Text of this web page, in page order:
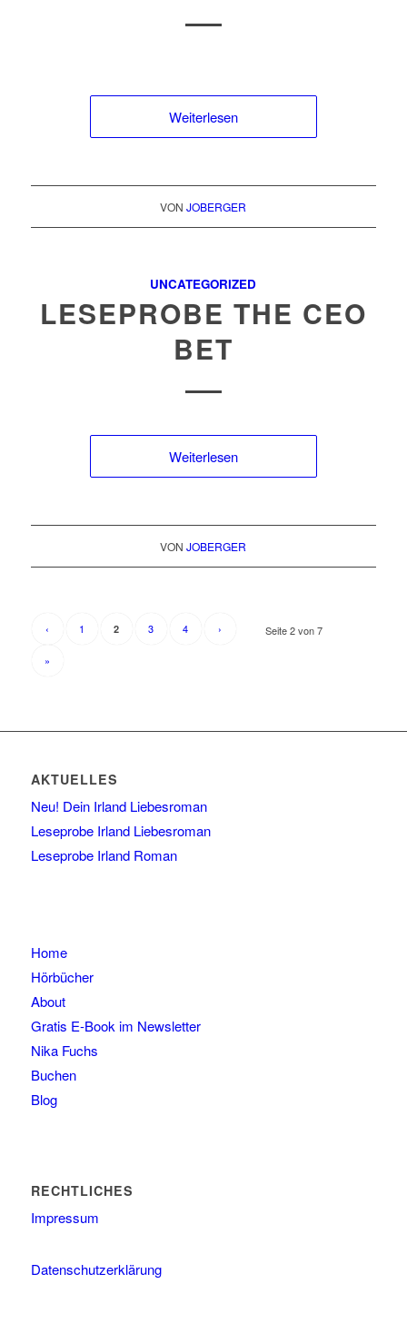
Weiterlesen
VONJOBERGER
UNCATEGORIZED
LESEPROBE THE CEO
BET
Weiterlesen
VONJOBERGER
Seite 2 von 7
‹ 1 2 3 4 ›
»
AKTUELLES
Neu! Dein Irland Liebesroman
Leseprobe Irland Liebesroman
Leseprobe Irland Roman
Home
Hörbücher
About
Gratis E-Book im Newsletter
Nika Fuchs
Buchen
Blog
RECHTLICHES
Impressum
Datenschutzerklärung